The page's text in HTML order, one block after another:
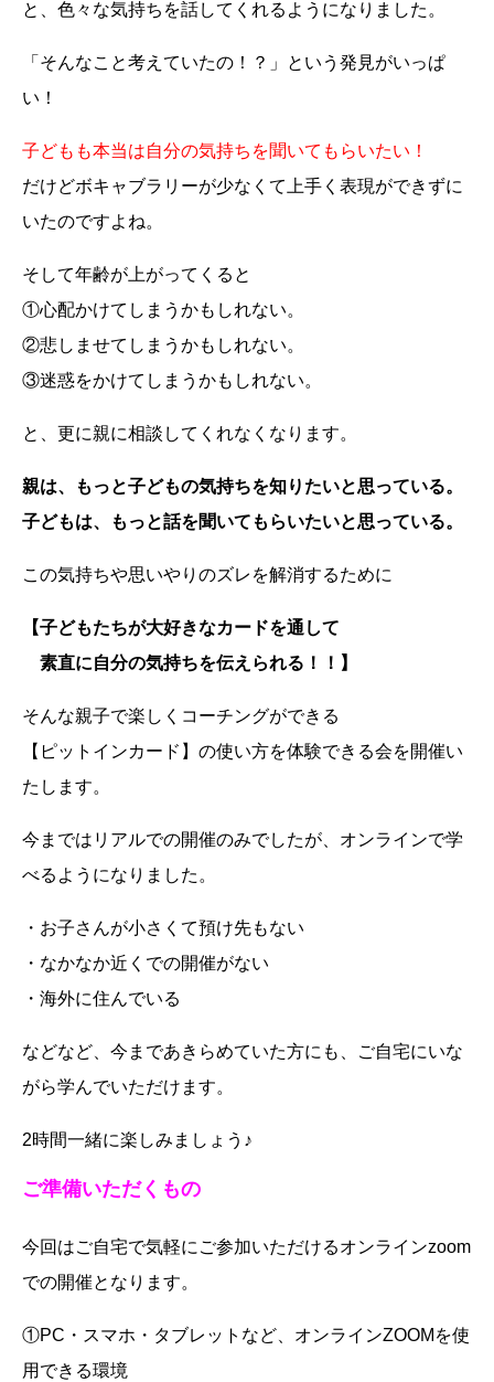
と、色々な気持ちを話してくれるようになりました。
「そんなこと考えていたの！？」という発見がいっぱ
い！
子どもも本当は自分の気持ちを聞いてもらいたい！
だけどボキャブラリーが少なくて上手く表現ができずに
いたのですよね。
そして年齢が上がってくると
①心配かけてしまうかもしれない。
②悲しませてしまうかもしれない。
③迷惑をかけてしまうかもしれない。
と、更に親に相談してくれなくなります。
親は、もっと子どもの気持ちを知りたいと思っている。
子どもは、もっと話を聞いてもらいたいと思っている。
この気持ちや思いやりのズレを解消するために
【子どもたちが大好きなカードを通して
素直に自分の気持ちを伝えられる！！】
そんな親子で楽しくコーチングができる
【ピットインカード】の使い方を体験できる会を開催い
たします。
今まではリアルでの開催のみでしたが、オンラインで学
べるようになりました。
・お子さんが小さくて預け先もない
・なかなか近くでの開催がない
・海外に住んでいる
などなど、今まであきらめていた方にも、ご自宅にいな
がら学んでいただけます。
2時間一緒に楽しみましょう♪
ご準備いただくもの
今回はご自宅で気軽にご参加いただけるオンラインzoom
での開催となります。
①PC・スマホ・タブレットなど、オンラインZOOMを使
用できる環境